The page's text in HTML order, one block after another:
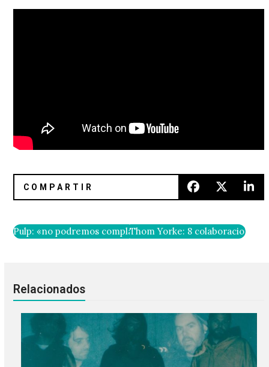
Pulp: «no podremos complacer a todos, pero se irán
Thom Yorke: 8 colaboraciones
Relacionados